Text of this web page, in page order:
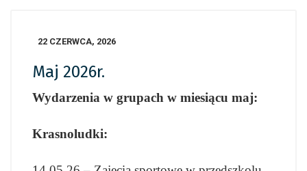
22 CZERWCA, 2026
Maj 2026r.
Wydarzenia w grupach w miesiącu maj:
Krasnoludki: